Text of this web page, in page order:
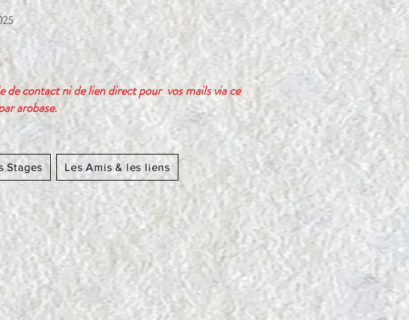
de contact ni de lien direct pour vos mails via ce
arobase.
Stages Les Amis & les liens